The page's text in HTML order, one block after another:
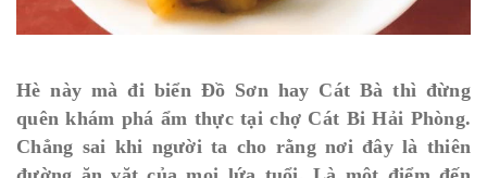
Hè này mà đi biển Đồ Sơn hay Cát Bà thì đừng
quên khám phá ẩm thực tại chợ Cát Bi Hải Phòng.
Chẳng sai khi người ta cho rằng nơi đây là thiên